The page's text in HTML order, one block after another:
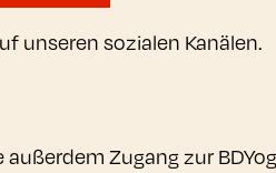
unseren sozialen Kanälen.
Zugang zur